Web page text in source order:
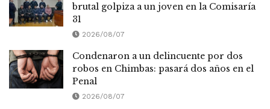
brutal golpiza a un joven en la Comisaría
31
2026/08/07
Condenaron a un delincuente por dos
robos en Chimbas: pasará dos años en el
Penal
2026/08/07